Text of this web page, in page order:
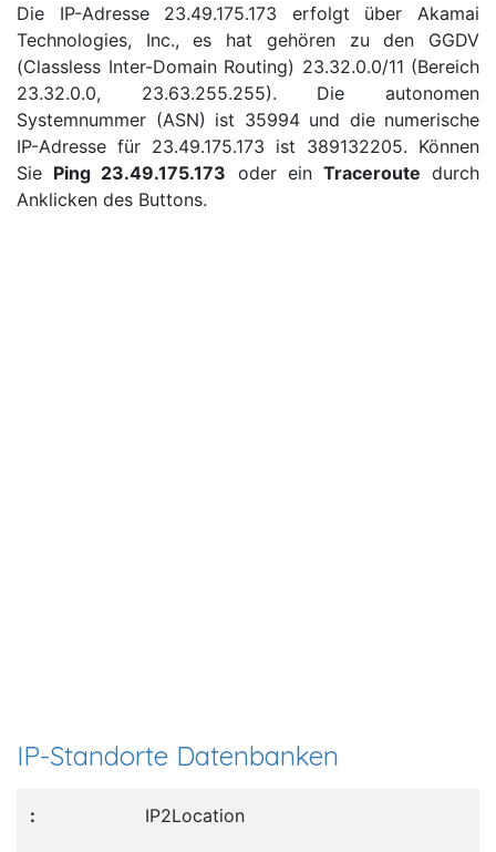
Die IP-Adresse 23.49.175.173 erfolgt über Akamai
Technologies, Inc., es hat gehören zu den GGDV
(Classless Inter-Domain Routing) 23.32.0.0/11 (Bereich
23.32.0.0, 23.63.255.255). Die autonomen
Systemnummer (ASN) ist 35994 und die numerische
IP-Adresse für 23.49.175.173 ist 389132205. Können
Sie Ping 23.49.175.173 oder ein Traceroute durch
Anklicken des Buttons.
IP-Standorte Datenbanken
IP2Location